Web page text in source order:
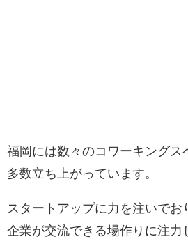
福岡には数々のコワーキングス
多数立ち上がっています。
スタートアップに力を注いでお
企業が交流できる場作りに注力